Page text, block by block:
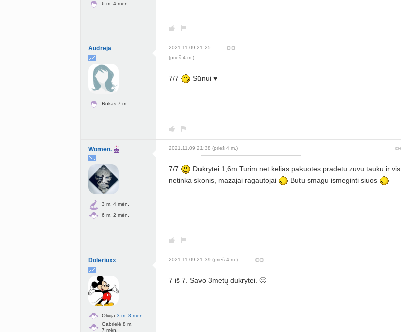
6 m. 4 mėn.
Audreja
Rokas 7 m.
2021.11.09 21:25
(prieš 4 m.)
7/7 Sūnui ♥️
Women.
3 m. 4 mėn.
6 m. 2 mėn.
2021.11.09 21:38 (prieš 4 m.)
7/7
Dukrytei 1,6m Turim net kelias pakuotes pradetu zuvu tauku ir vis
netinka skonis, mazajai ragautojai
Butu smagu ismeginti siuos
Doleriuxx
Olivija 3 m. 8 mėn.
Gabrielė 8 m.
7 mėn.
2021.11.09 21:39 (prieš 4 m.)
7 iš 7. Savo 3metų dukrytei. 🙂